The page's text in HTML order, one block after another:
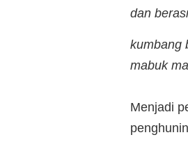
dan
kumbang
mabuk
Menjadi